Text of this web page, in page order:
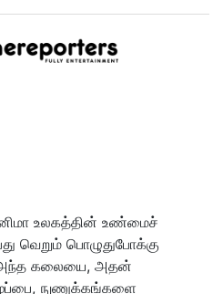
உலகத்தின் உண்மைச்
வெறும் பொழுதுபோக்கு
அந்த கலையை, அதன்
நுணுக்கங்களை